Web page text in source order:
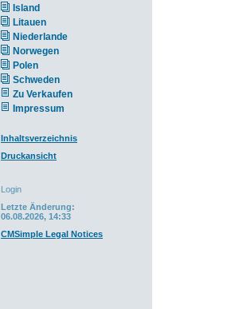
Island
Litauen
Niederlande
Norwegen
Polen
Schweden
Zu Verkaufen
Impressum
Inhaltsverzeichnis
Druckansicht
Login
Letzte Änderung:
06.08.2026, 14:33
CMSimple Legal Notices